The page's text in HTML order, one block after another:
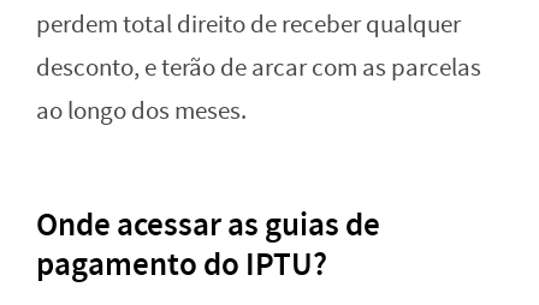
perdem total direito de receber qualquer
desconto, e terão de arcar com as parcelas
ao longo dos meses.
Onde acessar as guias de
pagamento do IPTU?